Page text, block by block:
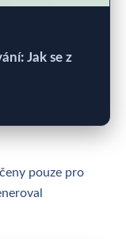
Jak se z
pouze pro